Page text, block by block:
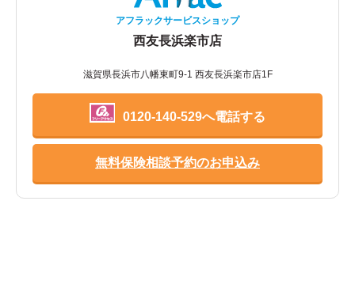
アフラックサービスショップ
西友長浜楽市店
滋賀県長浜市八幡東町9-1 西友長浜楽市店1F
0120-140-529へ電話する
無料保険相談予約のお申込み